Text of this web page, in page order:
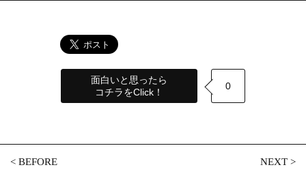
面白いと思ったら
コチラをClick！
0
<BEFORE NEXT>